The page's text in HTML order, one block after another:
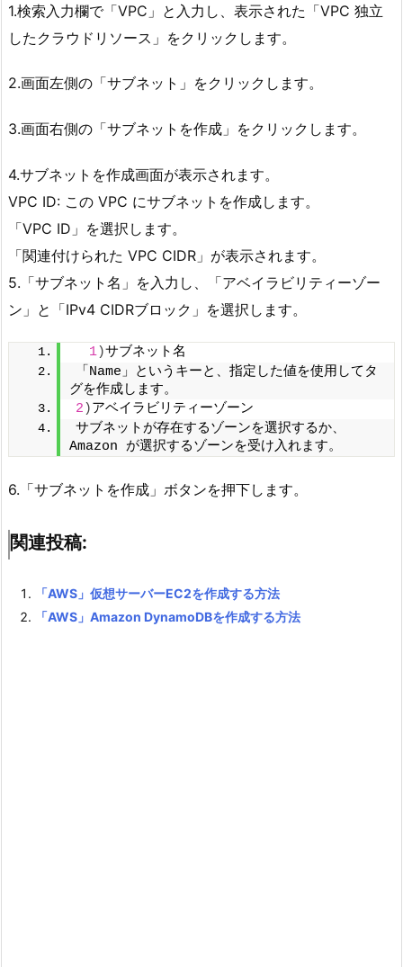
1.検索入力欄で「VPC」と入力し、表示された「VPC 独立
したクラウドリソース」をクリックします。
2.画面左側の「サブネット」をクリックします。
3.画面右側の「サブネットを作成」をクリックします。
4.サブネットを作成画面が表示されます。
VPC ID: この VPC にサブネットを作成します。
「VPC ID」を選択します。
「関連付けられた VPC CIDR」が表示されます。
5.「サブネット名」を入力し、「アベイラビリティーゾー
ン」と「IPv4 CIDRブロック」を選択します。
1)サブネット名
「Name」というキーと、指定した値を使用してタ
グを作成します。
2 )アベイラビリティーゾーン
サブネットが存在するゾーンを選択するか、
Amazon が選択するゾーンを受け入れます。
6.「サブネットを作成」ボタンを押下します。
関連投稿:
「AWS」仮想サーバーEC2を作成する方法
「AWS」Amazon DynamoDBを作成する方法